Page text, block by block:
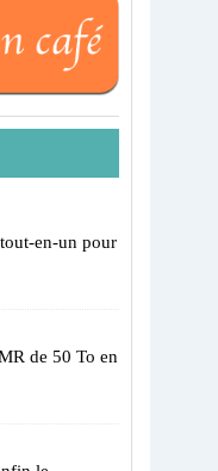
en-un pour
de 50 To en